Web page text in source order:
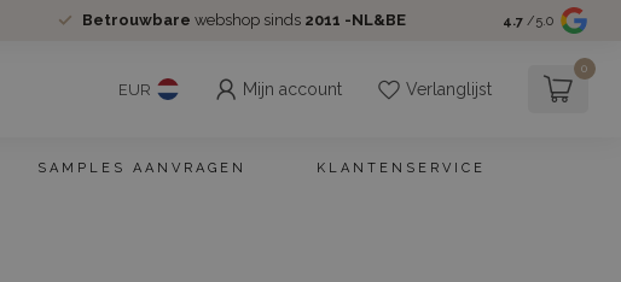
Betrouwbare webshop sinds 2011 -NL&BE 4.7 /5.0
EUR Mijn account Verlanglijst
0
SAMPLES AANVRAGEN KLANTENSERVICE